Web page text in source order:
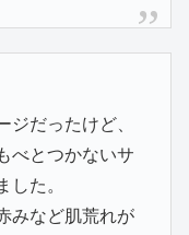
だったけど、
べとつかないサ
した。
みなど肌荒れが